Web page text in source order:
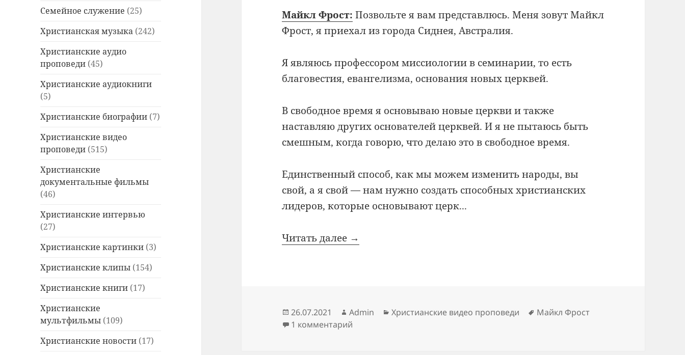
Семейное служение (25)
Христианская музыка (242)
Христианские аудио
проповеди (45)
Христианские аудиокниги
(5)
Христианские биографии (7)
Христианские видео
проповеди (515)
Христианские
документальные фильмы
(46)
Христианские интервью
(27)
Христианские картинки (3)
Христианские клипы (154)
Христианские книги (17)
Христианские
мультфильмы (109)
Христианские новости (17)
Майкл Фрост: Позвольте я вам представлюсь. Меня зовут Майкл
Фрост, я приехал из города Сиднея, Австралия.
Я являюсь профессором миссиологии в семинарии, то есть
благовестия, евангелизма, основания новых церквей.
В свободное время я основываю новые церкви и также
наставляю других основателей церквей. И я не пытаюсь быть
смешным, когда говорю, что делаю это в свободное время.
Единственный способ, как мы можем изменить народы, вы
свой, а я свой — нам нужно создать способных христианских
лидеров, которые основывают церк...
Читать далее →
Опубликовано
26.07.2021 Автор
Admin Рубрики
Христианские видео проповеди Метки
Майкл Фрост
1 комментарий